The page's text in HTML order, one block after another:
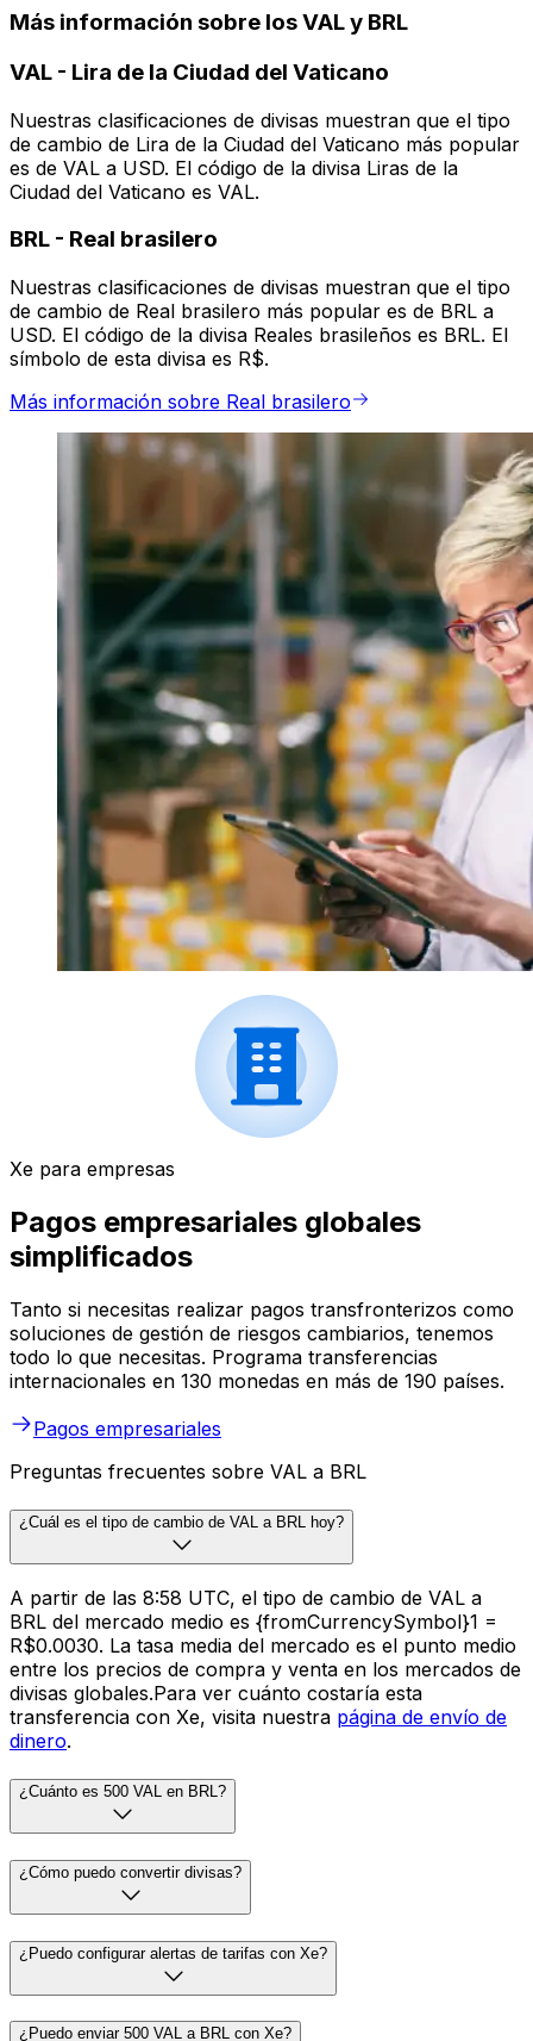
Más información sobre los VAL y BRL
VAL - Lira de la Ciudad del Vaticano
Nuestras clasificaciones de divisas muestran que el tipo
de cambio de Lira de la Ciudad del Vaticano más popular
es de VAL a USD. El código de la divisa Liras de la
Ciudad del Vaticano es VAL.
BRL - Real brasilero
Nuestras clasificaciones de divisas muestran que el tipo
de cambio de Real brasilero más popular es de BRL a
USD. El código de la divisa Reales brasileños es BRL. El
símbolo de esta divisa es R$.
Más información sobre Real brasilero
Xe para empresas
Pagos empresariales globales
simplificados
Tanto si necesitas realizar pagos transfronterizos como
soluciones de gestión de riesgos cambiarios, tenemos
todo lo que necesitas. Programa transferencias
internacionales en 130 monedas en más de 190 países.
Pagos empresariales
Preguntas frecuentes sobre VAL a BRL
¿Cuál es el tipo de cambio de VAL a BRL hoy?
A partir de las 8:58 UTC, el tipo de cambio de VAL a
BRL del mercado medio es {fromCurrencySymbol}1 =
R$0.0030. La tasa media del mercado es el punto medio
entre los precios de compra y venta en los mercados de
divisas globales.Para ver cuánto costaría esta
transferencia con Xe, visita nuestra página de envío de
dinero.
¿Cuánto es 500 VAL en BRL?
¿Cómo puedo convertir divisas?
¿Puedo configurar alertas de tarifas con Xe?
¿Puedo enviar 500 VAL a BRL con Xe?